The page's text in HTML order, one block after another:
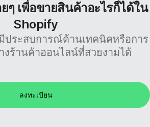
ๆ เพื่อขายสินค้าอะไรก็ได้ใน
Shopify
ประสบการณ์ด้านเทคนิคหรือการ
งร้านค้าออนไลน์ที่สวยงามได้
ลงทะเบียน